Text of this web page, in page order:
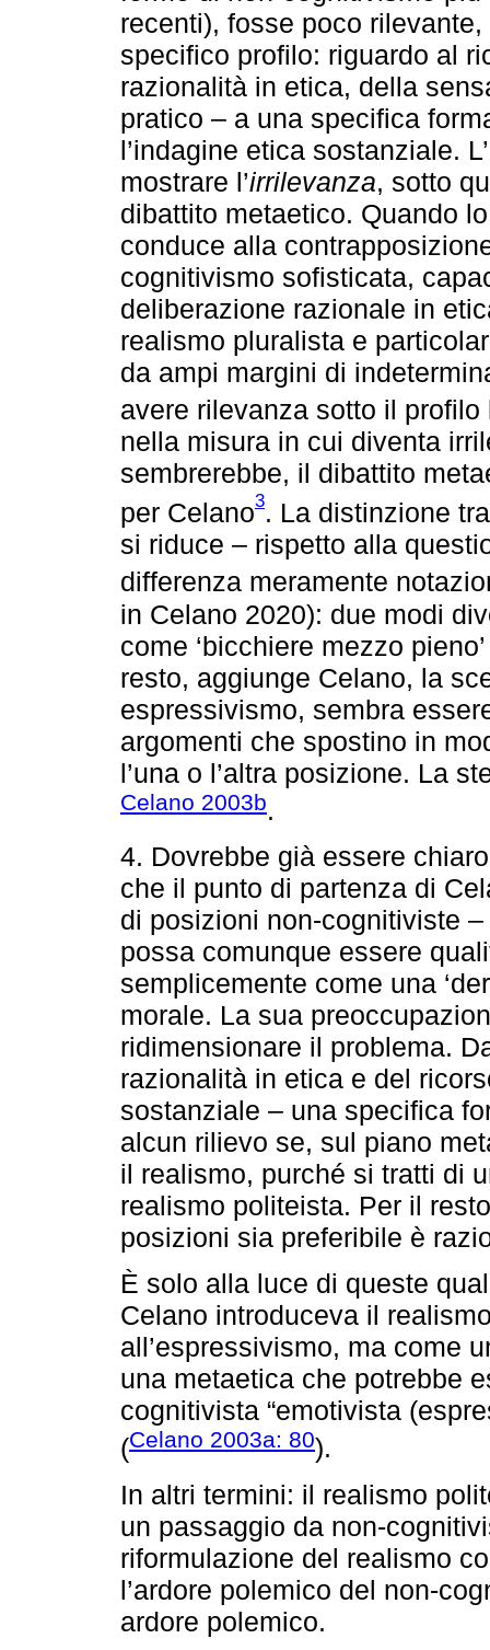
recenti), fosse poco
specifico profilo: riguardo al
razionalità in etica, della
pratico – a una specifica
l’indagine etica sostanziale.
mostrare l’irrilevanza, sotto
dibattito metaetico. Quando
conduce alla
cognitivismo sofisticata,
deliberazione razionale in
realismo pluralista e
da ampi margini di
avere rilevanza sotto il
nella misura in cui diventa
sembrerebbe, il dibattito
per Celano3. La distinzione
si riduce – rispetto alla
differenza meramente
in Celano 2020): due modi
come ‘bicchiere mezzo
resto, aggiunge Celano, la
espressivismo, sembra
argomenti che spostino in
l’una o l’altra posizione. La
Celano 2003b.
4. Dovrebbe già essere
che il punto di partenza di
di posizioni non-cognitiviste
possa comunque essere
semplicemente come una
morale. La sua
ridimensionare il problema.
razionalità in etica e del
sostanziale – una specifica
alcun rilievo se, sul piano
il realismo, purché si tratti di
realismo politeista. Per il
posizioni sia preferibile è
È solo alla luce di queste
Celano introduceva il
all’espressivismo, ma come
una metaetica che potrebbe
cognitivista “emotivista
(Celano 2003a: 80).
In altri termini: il realismo
un passaggio da non-
riformulazione del realismo
l’ardore polemico del non-
ardore polemico.